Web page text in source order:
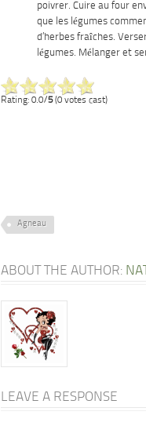
poivrer. Cuire au four
que les légumes
d’herbes fraîches.
légumes. Mélanger et
Rating: 0.0/5(0 votes cast)
Agneau
ABOUT THE AUTHOR:
LEAVE A RESPONSE